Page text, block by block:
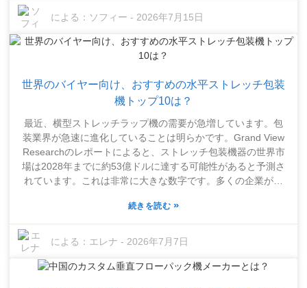
んだものが自社の目標とターゲット市場に合致していること
を確認することが重要です。どの選択肢にも長所と短所があ
り、本当に大切なのは、自社のビジネスにとって何が最適か
を判断することです。
適です。ただし、設定に慣れるまでには少し時間がかかり、
完璧な結果を得るには多少の練習が必要になるかもしれませ
ん。購入を決める前に、具体的なニーズと条件を考慮する価
値は十分にあります。生産予定量と、どのようなパッケージ
が鍵となります。機械は単にうまく機能するだけでなく、ワ
ークフローにスムーズに組み込める必要があります。適切な
せ、長期的には時間とリソースを節約できます。まさに一石
二鳥です。
による： ソフィー - 2026年7月15日
世界のバイヤー向け、おすすめの水平ストレッチ包装
機トップ10は？
最近、横型ストレッチラップ機の需要が急増しています。包
装業界が急速に進化していることは明らかです。Grand View
Researchのレポートによると、ストレッチ包装機器の世界市
場は2028年までに約53億ドルに達する可能性があると予測さ
れています。これは非常に大きな数字です。多くの企業が包
かります。すべては、より速く、より安く、より効率的に作
AnalysisのDavid Turner氏は、「高品質の横型ストレッチラッ
プ機に投資することは賢明な選択であるだけでなく、包装業
務を完璧にしたいのであれば、ほぼ必須です」と指摘してい
続きを読む »
による： エレナ - 2026年7月7日